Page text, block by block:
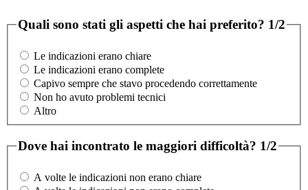
Quali sono stati gli aspetti che hai preferito? 1/2
Le indicazioni erano chiare
Le indicazioni erano complete
Capivo sempre che stavo procedendo correttamente
Non ho avuto problemi tecnici
Altro
Dove hai incontrato le maggiori difficoltà? 1/2
A volte le indicazioni non erano chiare